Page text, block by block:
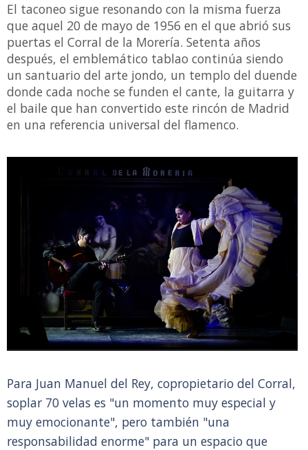
El taconeo sigue resonando con la misma fuerza
que aquel 20 de mayo de 1956 en el que abrió sus
puertas el Corral de la Morería. Setenta años
después, el emblemático tablao continúa siendo
un santuario del arte jondo, un templo del duende
donde cada noche se funden el cante, la guitarra y
el baile que han convertido este rincón de Madrid
en una referencia universal del flamenco.
Para Juan Manuel del Rey, copropietario del Corral,
soplar 70 velas es "un momento muy especial y
muy emocionante", pero también "una
responsabilidad enorme" para un espacio que